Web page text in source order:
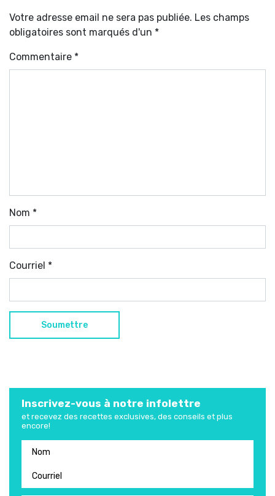
Votre adresse email ne sera pas publiée. Les champs
obligatoires sont marqués d'un *
Commentaire *
Nom *
Courriel *
Inscrivez-vous à notre infolettre
et recevez des recettes exclusives, des conseils et plus
encore!